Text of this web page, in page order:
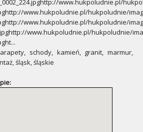
www.hukpoludnie.pl/
www.hukpoludnie.pl/hukpoludnie/
www.hukpoludnie.pl/hukpoludnie/
www.hukpoludnie.pl/hukpoludnie/
schody, kamień, granit, marmur,
śląsk, śląskie